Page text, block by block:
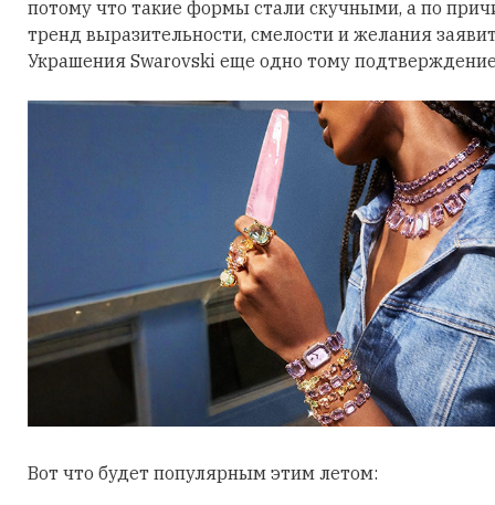
потому что такие формы стали скучными, а по
тренд выразительности, смелости и желания
Украшения Swarovski еще одно тому
Вот что будет популярным этим летом: